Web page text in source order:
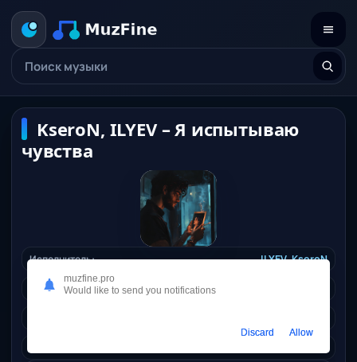
KseroN, ILYEV – Я испытываю
чувства
Исполнитель: ILYEV,KseroN
Длительность:
muzfine.pro
Would like to send you notifications
Discard Allow